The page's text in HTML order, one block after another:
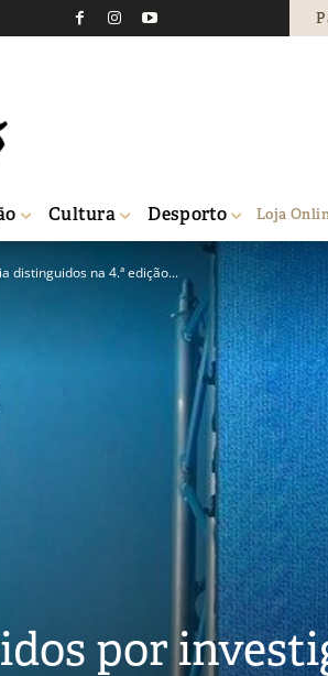
Cultura Desporto Loja
distinguidos na 4.ª edição...
por